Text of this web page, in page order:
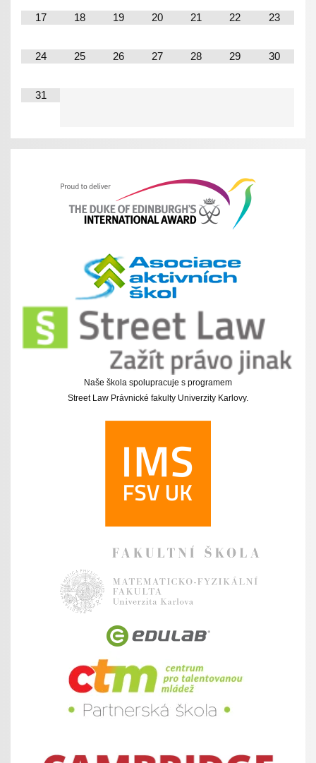
17 18 19 20 21 22 23
24 25 26 27 28 29 30
31
Naše škola spolupracuje s programem
Street Law Právnické fakulty Univerzity Karlovy.